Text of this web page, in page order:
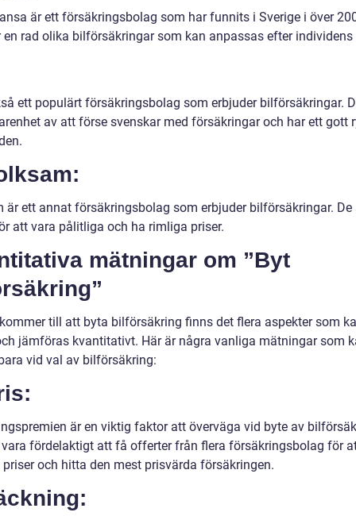
är ett försäkringsbolag som har funnits i Sverige i över
en rad olika bilförsäkringar som kan anpassas efter individens
ett populärt försäkringsbolag som erbjuder bilförsäkringar.
av att förse svenskar med försäkringar och har ett gott
är ett annat försäkringsbolag som erbjuder bilförsäkringar. De
att vara pålitliga och ha rimliga priser.
mätningar om ”Byt
till att byta bilförsäkring finns det flera aspekter som
jämföras kvantitativt. Här är några vanliga mätningar som
vid val av bilförsäkring:
är en viktig faktor att överväga vid byte av
vara fördelaktigt att få offerter från flera försäkringsbolag för
och hitta den mest prisvärda försäkringen.